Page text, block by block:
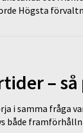
Högsta
–
i samma fråga
både